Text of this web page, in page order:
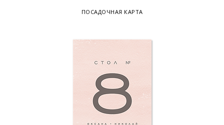
ПОСАДОЧНАЯ КАРТА